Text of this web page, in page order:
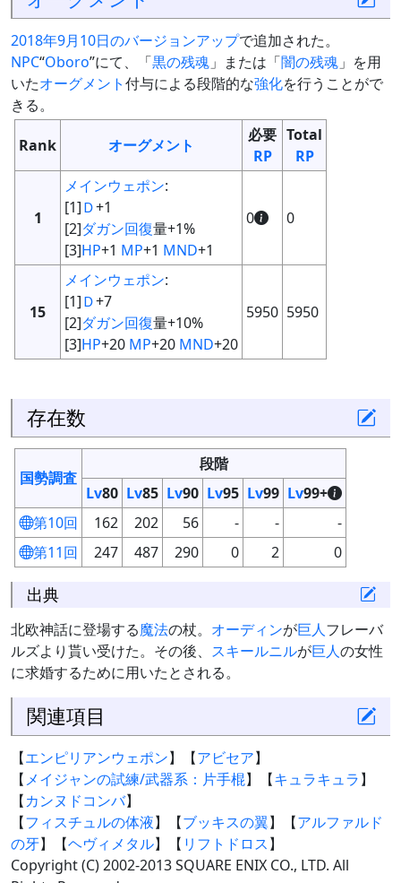
2018年9月10日のバージョンアップで追加された。
NPC“Oboro”にて、「黒の残魂 」または「闇の残魂 」を用
いたオーグメント付与による段階的な強化を行うことがで
きる。
Rank オーグメント
必要
RP
Total
RP
1
メインウェポン:
[1]Ｄ+1
[2]ダガン回復量+1%
[3]HP+1 MP+1 MND+1
0 0
15
メインウェポン:
[1]Ｄ+7
[2]ダガン回復量+10%
[3]HP+20 MP+20 MND+20
5950 5950
存在数
国勢調査
段階
Lv80 Lv85 Lv90 Lv95 Lv99 Lv99+
第10回
162 202 56 - -
-
第11回
247 487 290 0 2 0
出典
北欧神話に登場する魔法の杖。 オーディンが巨人フレーバ
ルズより貰い受けた。その後、 スキールニルが巨人の女性
に求婚するために用いたとされる。
関連項目
【エンピリアンウェポン】【アビセア】
【メイジャンの試練/武器系：片手棍】【キュラキュラ】
【カンヌドコンバ】
【フィスチュルの体液】【ブッキスの翼】【アルファルド
の牙】【ヘヴィメタル】【 リフトドロス】
Copyright (C) 2002-2013 SQUARE ENIX CO., LTD. All